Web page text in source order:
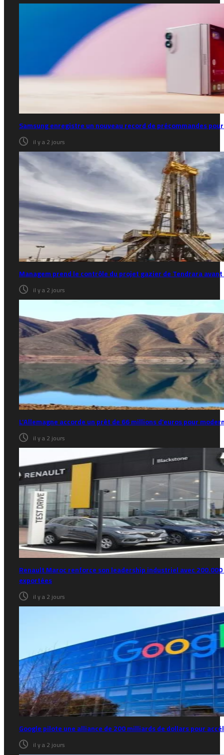
Samsung enregistre un nouveau record de précommandes
il y a 2 jours
Managem prend le contrôle du projet gazier de Tendrara
il y a 2 jours
L’Allemagne accorde un prêt de 66 millions d’euros pour
il y a 2 jours
Renault Maroc renforce son leadership industriel avec
exportées
il y a 2 jours
Google pilote une alliance de 200 milliards de dollars pour
il y a 2 jours